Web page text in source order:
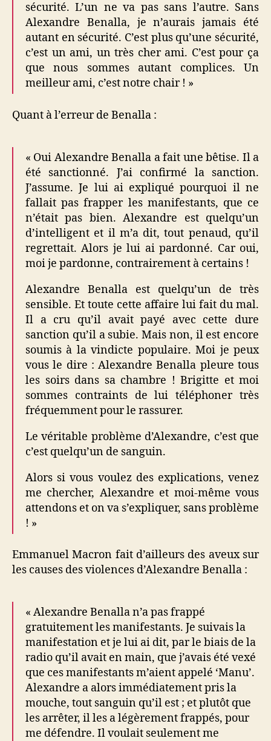
sécurité. L’un ne va pas sans l’autre. Sans
Alexandre Benalla, je n’aurais jamais été
autant en sécurité. C’est plus qu’une sécurité,
c’est un ami, un très cher ami. C’est pour ça
que nous sommes autant complices. Un
meilleur ami, c’est notre chair ! »
Quant à l’erreur de Benalla :
« Oui Alexandre Benalla a fait une bêtise. Il a
été sanctionné. J’ai confirmé la sanction.
J’assume. Je lui ai expliqué pourquoi il ne
fallait pas frapper les manifestants, que ce
n’était pas bien. Alexandre est quelqu’un
d’intelligent et il m’a dit, tout penaud, qu’il
regrettait. Alors je lui ai pardonné. Car oui,
moi je pardonne, contrairement à certains !
Alexandre Benalla est quelqu’un de très
sensible. Et toute cette affaire lui fait du mal.
Il a cru qu’il avait payé avec cette dure
sanction qu’il a subie. Mais non, il est encore
soumis à la vindicte populaire. Moi je peux
vous le dire : Alexandre Benalla pleure tous
les soirs dans sa chambre ! Brigitte et moi
sommes contraints de lui téléphoner très
fréquemment pour le rassurer.
Le véritable problème d’Alexandre, c’est que
c’est quelqu’un de sanguin.
Alors si vous voulez des explications, venez
me chercher, Alexandre et moi-même vous
attendons et on va s’expliquer, sans problème
! »
Emmanuel Macron fait d’ailleurs des aveux sur
les causes des violences d’Alexandre Benalla :
« Alexandre Benalla n’a pas frappé
gratuitement les manifestants. Je suivais la
manifestation et je lui ai dit, par le biais de la
radio qu’il avait en main, que j’avais été vexé
que ces manifestants m’aient appelé ‘Manu’.
Alexandre a alors immédiatement pris la
mouche, tout sanguin qu’il est ; et plutôt que
les arrêter, il les a légèrement frappés, pour
me défendre. Il voulait seulement me